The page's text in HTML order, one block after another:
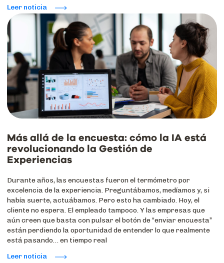
Leer noticia
Más allá de la encuesta: cómo la IA está
revolucionando la Gestión de
Experiencias
Durante años, las encuestas fueron el termómetro por
excelencia de la experiencia. Preguntábamos, medíamos y, si
había suerte, actuábamos. Pero esto ha cambiado. Hoy, el
cliente no espera. El empleado tampoco. Y las empresas que
aún creen que basta con pulsar el botón de “enviar encuesta”
están perdiendo la oportunidad de entender lo que realmente
está pasando… en tiempo real
Leer noticia